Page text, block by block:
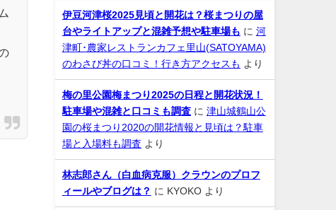
伊豆河津桜2025見頃と開花は？桜まつりの屋
台やライトアップと混雑予想や駐車場も に 河
津町･農家レストランカフェ里山(SATOYAMA)
のわさび丼の口コミ！行き方アクセスも
より
梅の里公園梅まつり2025の日程と開花状況！
駐車場や混雑と口コミも調査に 津山城鶴山公
園の桜まつり2020の開花情報と見頃は？駐車
場と入場料も調査 より
林志郎さん（白血病克服）クラウンのプロフ
ィールやブログは？ に KYOKOより